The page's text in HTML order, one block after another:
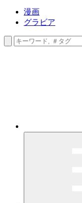
漫画
グラビア